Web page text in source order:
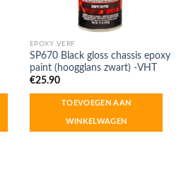
EPOXY VERF
SP670 Black gloss chassis epoxy
paint (hoogglans zwart) -VHT
€25.90
TOEVOEGEN AAN
WINKELWAGEN